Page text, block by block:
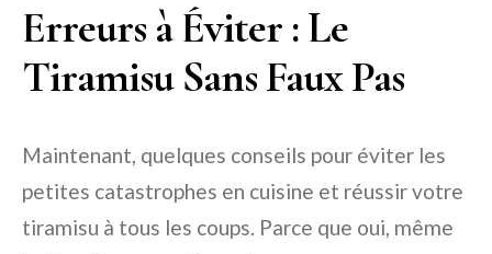
Erreurs à Éviter : Le
Tiramisu Sans Faux Pas
Maintenant, quelques conseils pour éviter les
petites catastrophes en cuisine et réussir votre
tiramisu à tous les coups. Parce que oui, même